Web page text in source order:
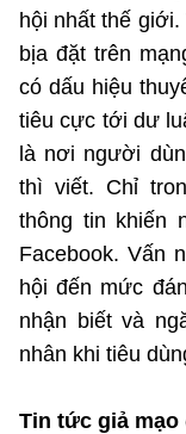
Địa chỉ: Ban Biên
Điện thoại: 024 3936
Email:
Theo dõi MST trên
©2025 Bản quyền
từ website này)
hội nhất thế
bịa đặt trên
có dấu hiệu
tiêu cực tới dư
là nơi người
thì viết. Chỉ
thông tin khiến
Facebook. Vấn
hội đến mức
nhận biết và
nhân khi tiêu
Tin tức giả